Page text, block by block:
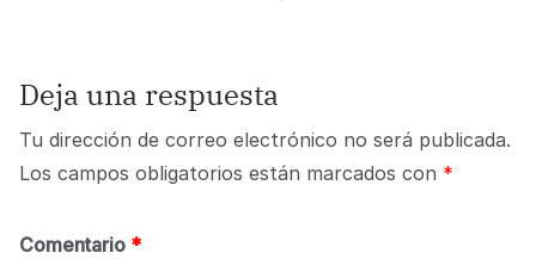
Deja una respuesta
Tu dirección de correo electrónico no será publicada.
Los campos obligatorios están marcados con *
Comentario *